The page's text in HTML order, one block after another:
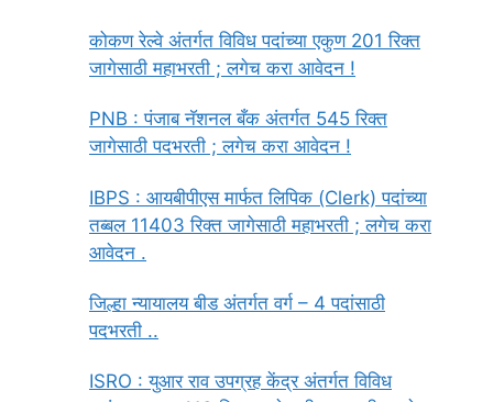
कोकण रेल्वे अंतर्गत विविध पदांच्या एकुण 201 रिक्त
जागेसाठी महाभरती ; लगेच करा आवेदन !
PNB : पंजाब नॅशनल बँक अंतर्गत 545 रिक्त
जागेसाठी पदभरती ; लगेच करा आवेदन !
IBPS : आयबीपीएस मार्फत लिपिक (Clerk) पदांच्या
तब्बल 11403 रिक्त जागेसाठी महाभरती ; लगेच करा
आवेदन .
जिल्हा न्यायालय बीड अंतर्गत वर्ग – 4 पदांसाठी
पदभरती ..
ISRO : युआर राव उपग्रह केंद्र अंतर्गत विविध